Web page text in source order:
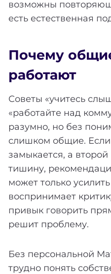
возможны
есть естественная
Почему
работают
Советы «учитесь
«работайте над
разумно, но без
слишком общие. Если
замыкается, а
тишину,
может только
воспринимает
привык говорить
решит проблему.
Без персональной
трудно понять